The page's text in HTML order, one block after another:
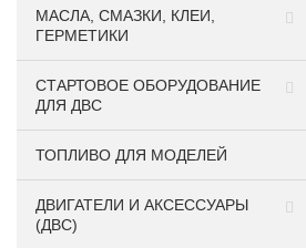
МАСЛА, СМАЗКИ, КЛЕИ,
ГЕРМЕТИКИ
СТАРТОВОЕ ОБОРУДОВАНИЕ
ДЛЯ ДВС
ТОПЛИВО ДЛЯ МОДЕЛЕЙ
ДВИГАТЕЛИ И АКСЕССУАРЫ
(ДВС)